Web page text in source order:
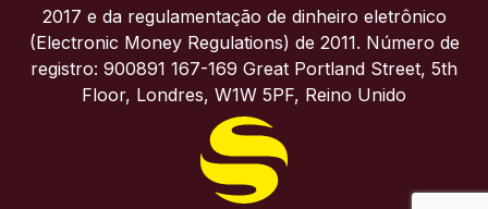
Reino Unido
2017 e da regulamentação de dinheiro eletrônico
(Electronic Money Regulations) de 2011. Número de
registro: 900891 167-169 Great Portland Street, 5th
Floor, Londres, W1W 5PF, Reino Unido